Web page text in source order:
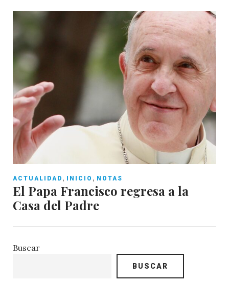
ACTUALIDAD , INICIO , NOTAS
El Papa Francisco regresa a la
Casa del Padre
Buscar
BUSCAR